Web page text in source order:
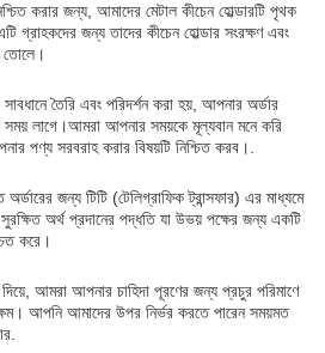
করার জন্য, আমাদের মেটাল কীচেন হোল্ডারটি পৃথক
গ্রাহকদের জন্য তাদের কীচেন হোল্ডার সংরক্ষণ এবং
তোলে।
সাবধানে তৈরি এবং পরিদর্শন করা হয়, আপনার অর্ডার
লাগে।আমরা আপনার সময়কে মূল্যবান মনে করি
পণ্য সরবরাহ করার বিষয়টি নিশ্চিত করব।.
জন্য টিটি (টেলিগ্রাফিক ট্রান্সফার) এর মাধ্যমে
অর্থ প্রদানের পদ্ধতি যা উভয় পক্ষের জন্য একটি
করে।
আমরা আপনার চাহিদা পূরণের জন্য প্রচুর পরিমাণে
আপনি আমাদের উপর নির্ভর করতে পারেন সময়মত